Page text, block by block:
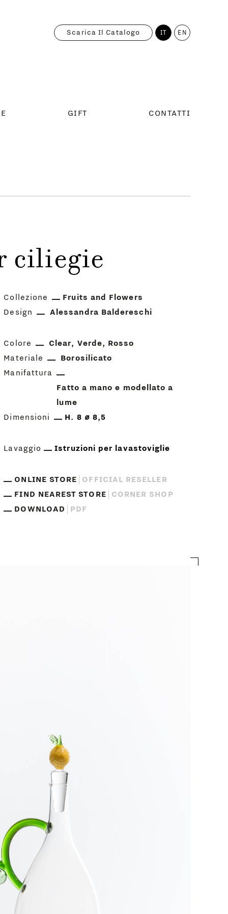
GIFT CONTATTI
IT EN
Scarica Il Catalogo
ciliegie
Collezione
Fruits and Flowers
Design
Alessandra Baldereschi
Colore Clear Verde
Rosso
Materiale
Borosilicato
Manifattura
Fatto a mano e modellato a
lume
Dimensioni
H. 8 ⌀ 8,5
Lavaggio Istruzioni per lavastoviglie
ONLINE STORE
OFFICIAL RESELLER
FIND NEAREST STORE
CORNER SHOP
DOWNLOAD
PDF